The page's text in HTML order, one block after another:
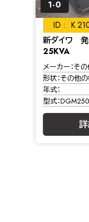
1-0
K
新ダイワ
25KVA
メーカー そ
形状 その他
年式
型式